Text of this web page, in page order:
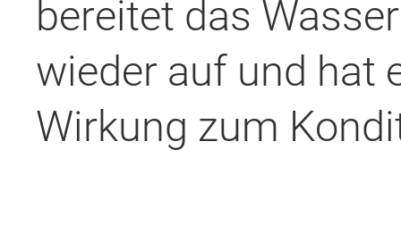
bereitet das
wieder auf und hat
Wirkung zum